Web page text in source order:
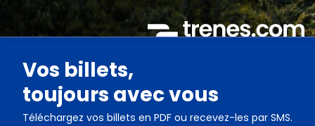
Vos billets,
toujours avec vous
Téléchargez vos billets en PDF ou recevez-les par SMS.